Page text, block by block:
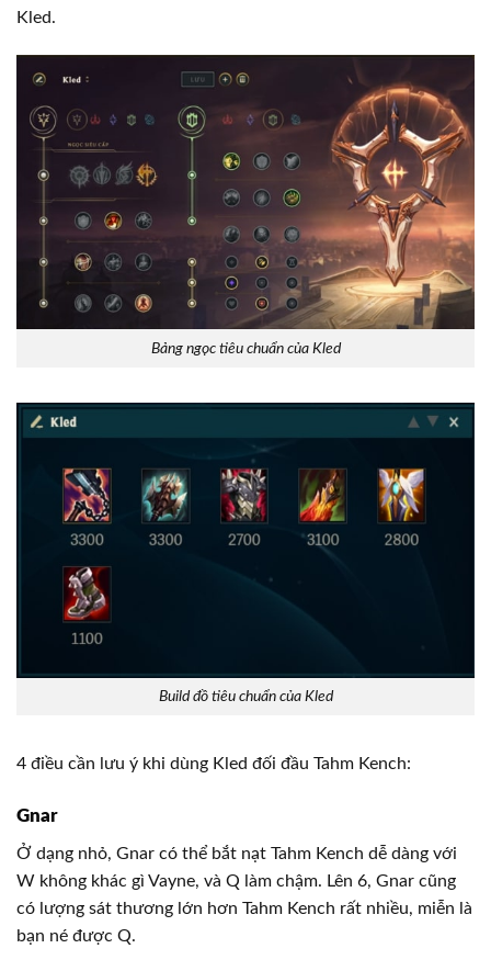
Kled.
Bảng ngọc tiêu chuẩn của Kled
Build đồ tiêu chuẩn của Kled
4 điều cần lưu ý khi dùng Kled đối đầu Tahm Kench:
Gnar
Ở dạng nhỏ, Gnar có thể bắt nạt Tahm Kench dễ dàng với
W không khác gì Vayne, và Q làm chậm. Lên 6, Gnar cũng
có lượng sát thương lớn hơn Tahm Kench rất nhiều, miễn là
bạn né được Q.